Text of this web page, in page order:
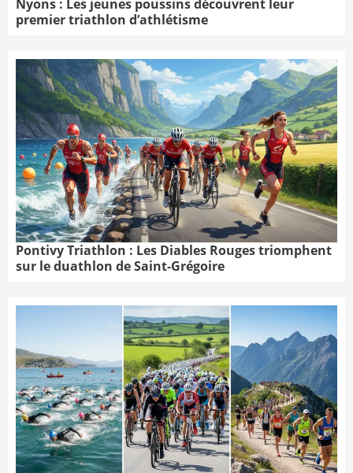
Nyons : Les jeunes poussins découvrent leur
premier triathlon d’athlétisme
Pontivy Triathlon : Les Diables Rouges triomphent
sur le duathlon de Saint-Grégoire